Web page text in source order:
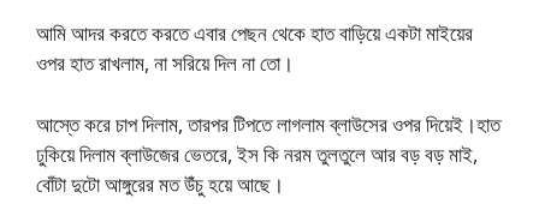
আমি আদর করতে করতে এবার পেছন থেকে হাত বাড়িয়ে একটা মাইয়ের
ওপর হাত রাখলাম, না সরিয়ে দিল না তো।
আস্তে করে চাপ দিলাম, তারপর টিপতে লাগলাম ব্লাউসের ওপর দিয়েই।হাত
ঢুকিয়ে দিলাম ব্লাউজের ভেতরে, ইস কি নরম তুলতুলে আর বড় বড় মাই,
বোঁটা দুটো আঙ্গুরের মত উঁচু হয়ে আছে।